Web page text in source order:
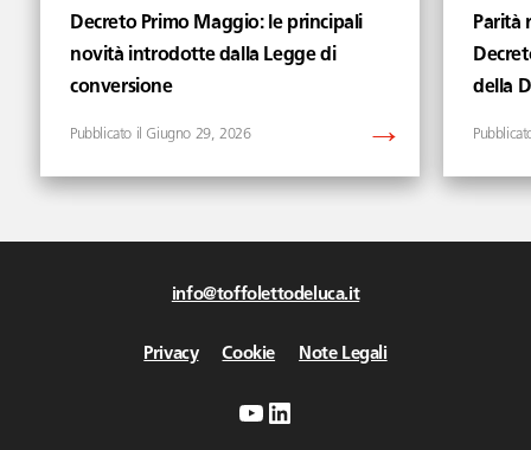
Decreto Primo Maggio: le principali
novità introdotte dalla Legge di
conversione
Giugno 29, 2026
Parità
della
info@toffolettodeluca.it
Privacy Cookie Note Legali
YouTube
LinkedIn